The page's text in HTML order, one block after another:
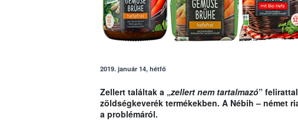
2019. január 14, hétfő
Zellert találtak a „zellert nem tartalmazó”
zöldségkeverék termékekben. A Nébih – német
a problémáról.